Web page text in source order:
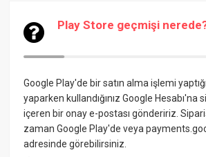
Play Store geçmişi
Google Play'de bir satın alma işlemi
yaparken kullandığınız Google Hesabı'na
içeren bir onay e-postası göndeririz.
zaman Google Play'de veya
adresinde görebilirsiniz.